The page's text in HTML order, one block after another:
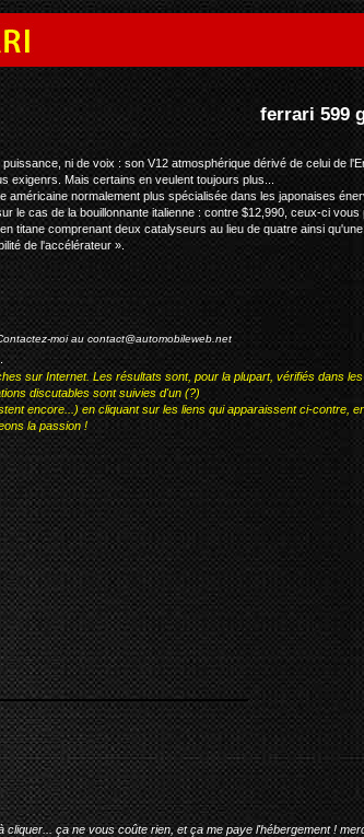
ferrari 599 gtx spengineering
ni de voix : son V12 atmosphérique dérivé de celui de
exigenrs. Mais certains en veulent toujours plus...
américaine normalement plus spécialisée dans les japonaises
le cas de la bouillonnante italienne : contre $12,990, ceux-ci
titane comprenant deux catalyseurs au lieu de quatre ainsi
de l'accélérateur ».
moi au contact@automobileweb.net
sur Internet. Les résultats sont, pour la plupart, vérifiés dans
discutables sont suivies d'un (?)
encore...) en cliquant sur les liens qui apparaissent ci-contre,
la passion !
ça ne vous coûte rien, et ça me paye l'hébergement !